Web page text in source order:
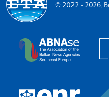
© 2022 - 2026,
The